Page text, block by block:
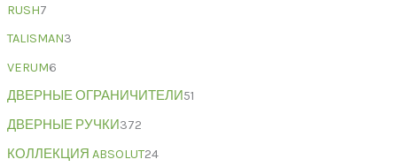
RUSH7
TALISMAN3
VERUM6
ДВЕРНЫЕ ОГРАНИЧИТЕЛИ51
ДВЕРНЫЕ РУЧКИ372
КОЛЛЕКЦИЯ ABSOLUT24